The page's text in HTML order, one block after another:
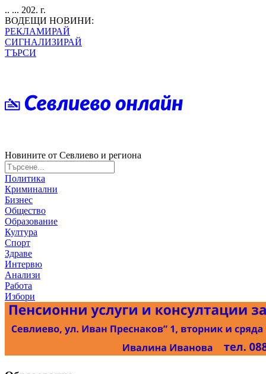
.. ... 202. г.
ВОДЕЩИ НОВИНИ:
РЕКЛАМИРАЙ
СИГНАЛИЗИРАЙ
ТЪРСИ
Новините от Севлиево и региона
Политика
Криминални
Бизнес
Общество
Образование
Култура
Спорт
Здраве
Интервю
Анализи
Работа
Избори